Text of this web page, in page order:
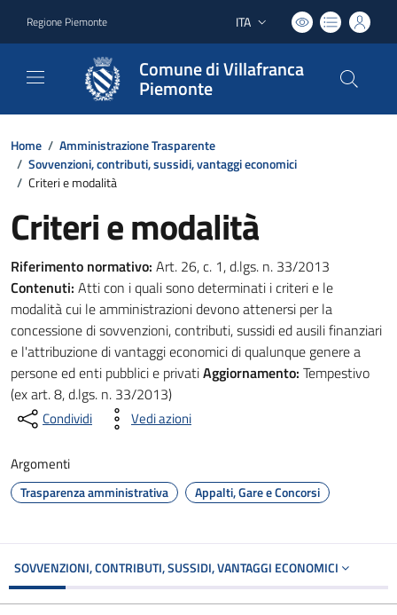
Regione Piemonte Lingua attiva:
ITA
Comune di Villafranca
Piemonte
Home / Amministrazione Trasparente
/ Sovvenzioni, contributi, sussidi, vantaggi economici
/ Criteri e modalità
Criteri e modalità
Riferimento normativo: Art. 26, c. 1, d.lgs. n. 33/2013
Contenuti: Atti con i quali sono determinati i criteri e le
modalità cui le amministrazioni devono attenersi per la
concessione di sovvenzioni, contributi, sussidi ed ausili finanziari
e l'attribuzione di vantaggi economici di qualunque genere a
persone ed enti pubblici e privatiAggiornamento: Tempestivo
(ex art. 8, d.lgs. n. 33/2013)
Condividi Vedi azioni
Argomenti
Trasparenza amministrativa Appalti, Gare e Concorsi
SOVVENZIONI, CONTRIBUTI, SUSSIDI, VANTAGGI ECONOMICI